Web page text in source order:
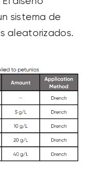
sistema de
aleatorizados.